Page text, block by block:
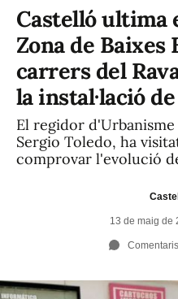
Castelló ultima
Zona de Baixes
carrers del
la instal·lació
El regidor
Sergio Toledo, ha
comprovar l'evolució
13 de maig de
Comentaris